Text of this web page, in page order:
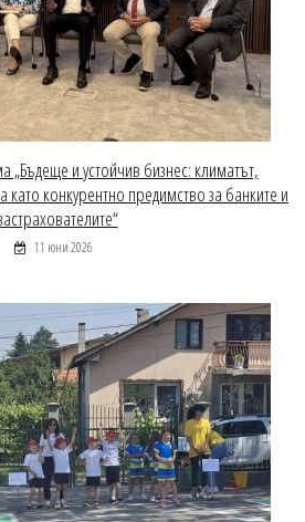
„Бъдеще и устойчив бизнес: климатът,
като конкурентно предимство за банките и
11 юни 2026